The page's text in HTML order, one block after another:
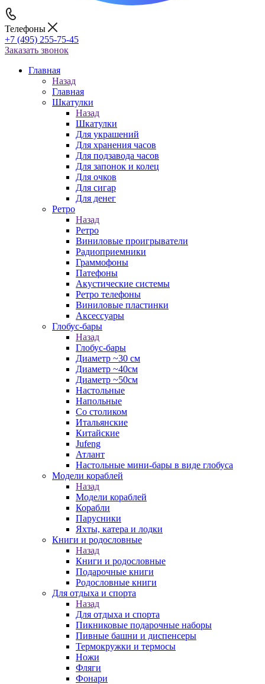
Телефоны
+7 (495) 255-75-45
Заказать звонок
Главная
Назад
Главная
Шкатулки
Назад
Шкатулки
Для украшений
Для хранения часов
Для подзавода часов
Для запонок и колец
Для очков
Для сигар
Для денег
Ретро
Назад
Ретро
Виниловые проигрыватели
Радиоприемники
Граммофоны
Патефоны
Акустические системы
Ретро телефоны
Виниловые пластинки
Аксессуары
Глобус-бары
Назад
Глобус-бары
Диаметр ~30 см
Диаметр ~40см
Диаметр ~50см
Настольные
Напольные
Со столиком
Итальянские
Китайские
Jufeng
Атлант
Настольные мини-бары в виде глобуса
Модели кораблей
Назад
Модели кораблей
Корабли
Парусники
Яхты, катера и лодки
Книги и родословные
Назад
Книги и родословные
Подарочные книги
Родословные книги
Для отдыха и спорта
Назад
Для отдыха и спорта
Пикниковые подарочные наборы
Пивные башни и диспенсеры
Термокружки и термосы
Ножи
Фляги
Фонари